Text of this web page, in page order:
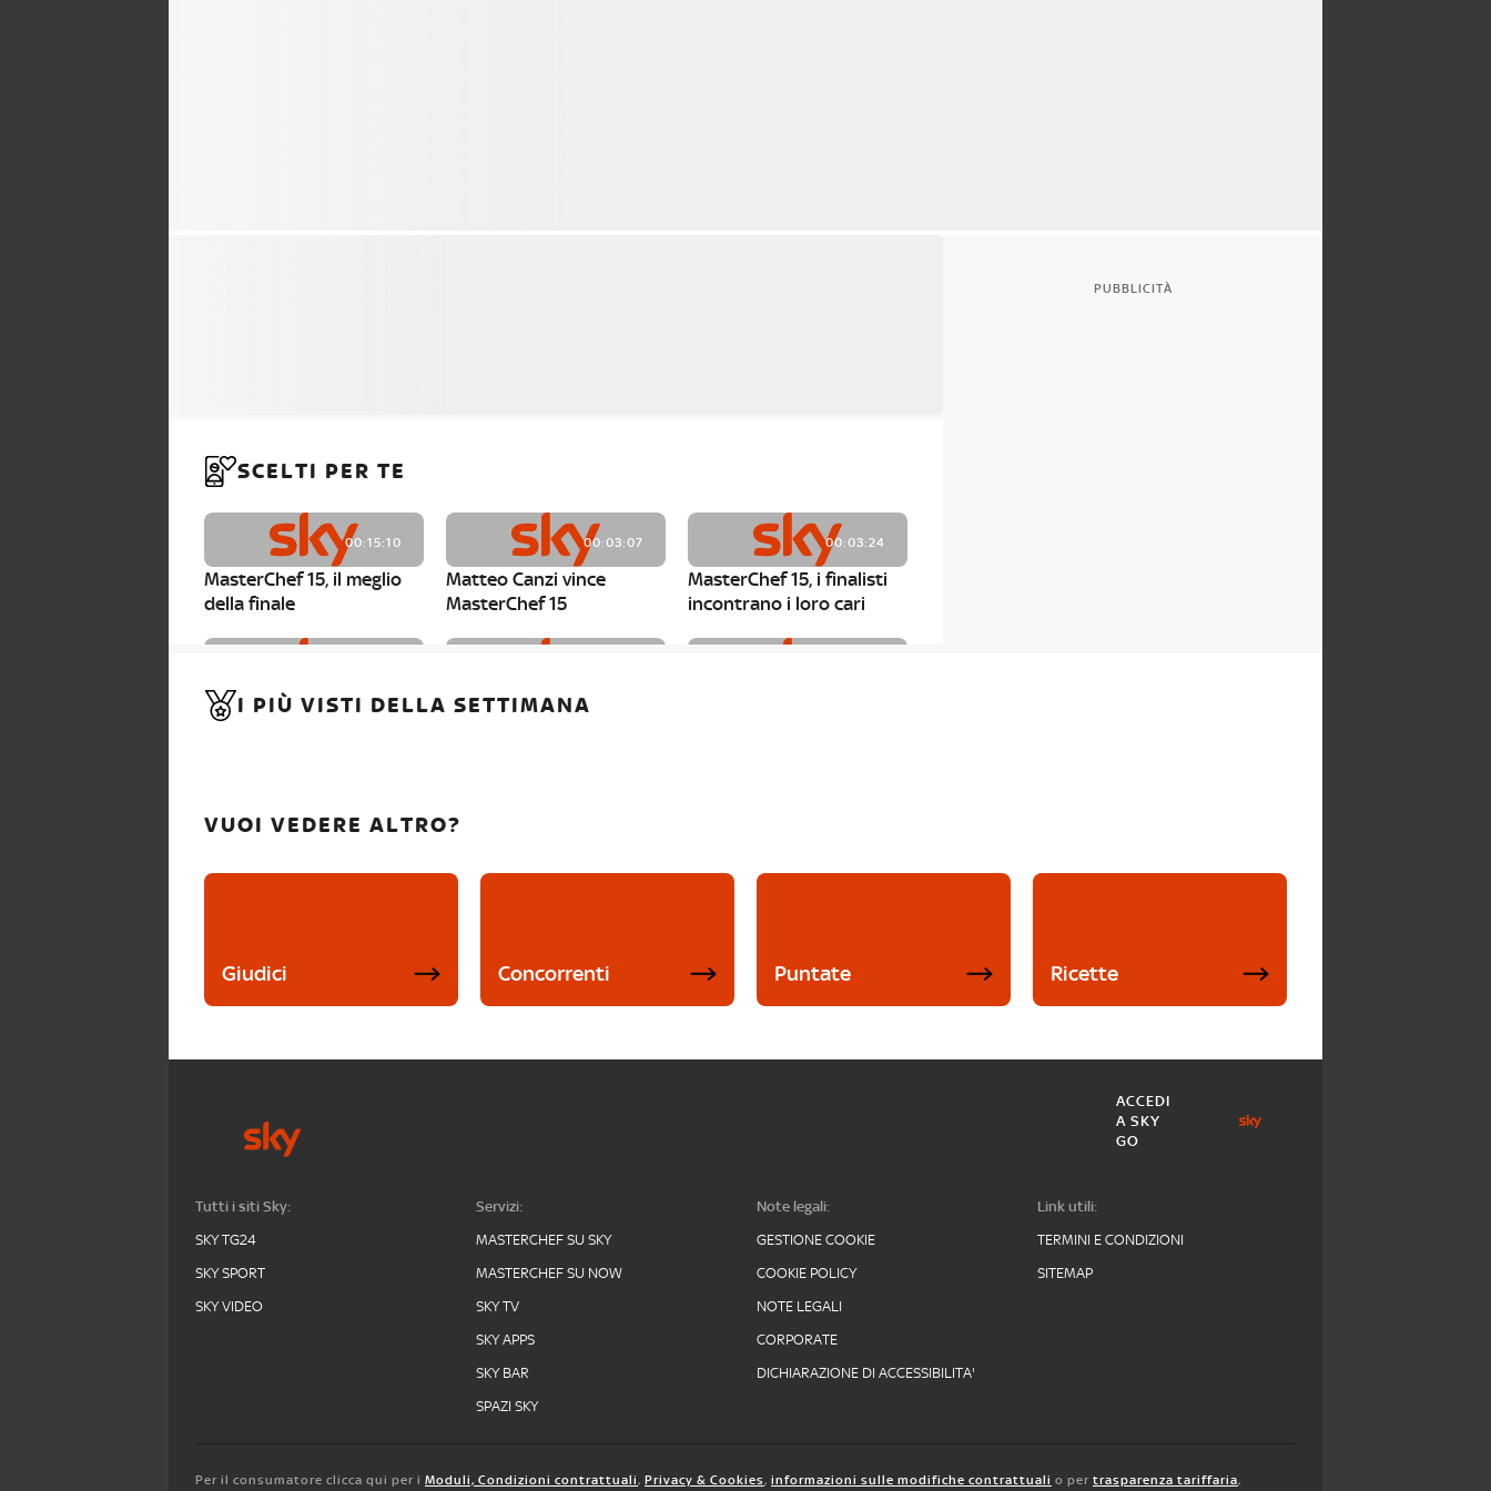
SCELTI PER TE
00:15:10
MasterChef 15, il meglio
della finale
00:03:07
Matteo Canzi vince
MasterChef 15
00:03:24
MasterChef 15, i finalisti
incontrano i loro cari
MasterChef 15, Carlotta è
MasterChef 15, Matteo
PUBBLICITÀ
I PIÙ VISTI DELLA SETTIMANA
VUOI VEDERE ALTRO?
Giudici Concorrenti Puntate Ricette
ACCEDI
A SKY
GO
Tutti i siti Sky:
SKY TG24
SKY SPORT
SKY VIDEO
Servizi:
MASTERCHEF SU SKY
MASTERCHEF SU NOW
SKY TV
SKY APPS
SKY BAR
SPAZI SKY
Note legali:
GESTIONE COOKIE
COOKIE POLICY
NOTE LEGALI
CORPORATE
DICHIARAZIONE DI ACCESSIBILITA'
Link utili:
TERMINI E CONDIZIONI
SITEMAP
Per il consumatore clicca qui per i Moduli, Condizioni contrattuali, Privacy & Cookies, informazioni sulle modifiche contrattuali o per trasparenza tariffaria,